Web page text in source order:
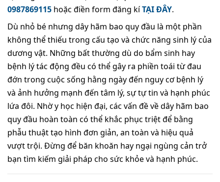
0987869115 hoặc điền form đăng kíTẠI ĐÂY.
Dù nhỏ bé nhưng dây hãm bao quy đầu là một phần
không thể thiếu trong cấu tạo và chức năng sinh lý của
dương vật. Những bất thường dù do bẩm sinh hay
bệnh lý tác động đều có thể gây ra phiền toái từ đau
đớn trong cuộc sống hằng ngày đến nguy cơ bệnh lý
và ảnh hưởng mạnh đến tâm lý, sự tự tin và hạnh phúc
lứa đôi. Nhờ y học hiện đại, các vấn đề về dây hãm bao
quy đầu hoàn toàn có thể khắc phục triệt để bằng
phẫu thuật tạo hình đơn giản, an toàn và hiệu quả
vượt trội. Đừng để băn khoăn hay ngại ngùng cản trở
bạn tìm kiếm giải pháp cho sức khỏe và hạnh phúc.